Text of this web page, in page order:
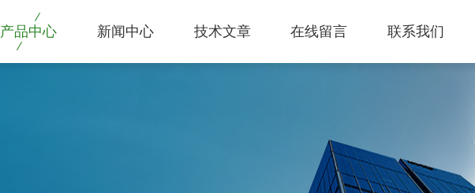
产品中心 新闻中心 技术文章 在线留言 联系我们